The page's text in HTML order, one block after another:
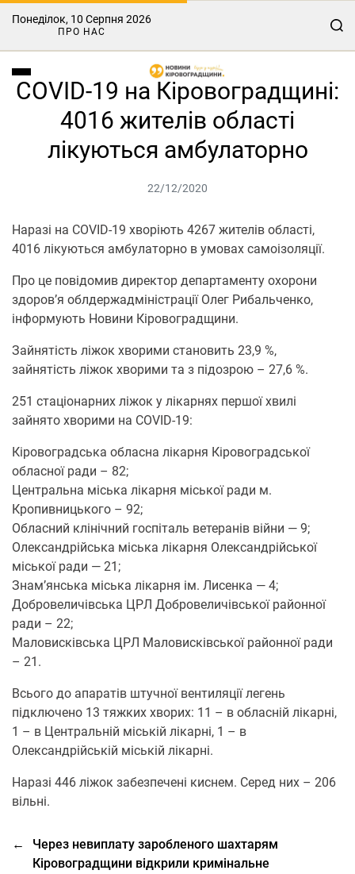
Понеділок, 10 Серпня 2026
ПРО НАС
COVID-19 на Кіровоградщині:
4016 жителів області
лікуються амбулаторно
22/12/2020
Наразі на COVID-19 хворіють 4267 жителів області,
4016 лікуються амбулаторно в умовах самоізоляції.
Про це повідомив директор департаменту охорони
здоров’я облдержадміністрації Олег Рибальченко,
інформують Новини Кіровоградщини.
Зайнятість ліжок хворими становить 23,9 %,
зайнятість ліжок хворими та з підозрою – 27,6 %.
251 стаціонарних ліжок у лікарнях першої хвилі
зайнято хворими на COVID-19:
Кіровоградська обласна лікарня Кіровоградської
обласної ради – 82;
Центральна міська лікарня міської ради м.
Кропивницького – 92;
Обласний клінічний госпіталь ветеранів війни — 9;
Олександрійська міська лікарня Олександрійської
міської ради — 21;
Знам’янська міська лікарня ім. Лисенка — 4;
Добровеличівська ЦРЛ Добровеличівської районної
ради – 22;
Маловисківська ЦРЛ Маловисківської районної ради
– 21.
Всього до апаратів штучної вентиляції легень
підключено 13 тяжких хворих: 11 – в обласній лікарні,
1 – в Центральній міській лікарні, 1 – в
Олександрійській міській лікарні.
Наразі 446 ліжок забезпечені киснем. Серед них – 206
вільні.
←
Через невиплату заробленого шахтарям
Кіровоградщини відкрили кримінальне